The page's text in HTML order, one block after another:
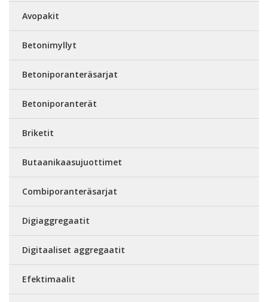
Avopakit
Betonimyllyt
Betoniporanteräsarjat
Betoniporanterät
Briketit
Butaanikaasujuottimet
Combiporanteräsarjat
Digiaggregaatit
Digitaaliset aggregaatit
Efektimaalit